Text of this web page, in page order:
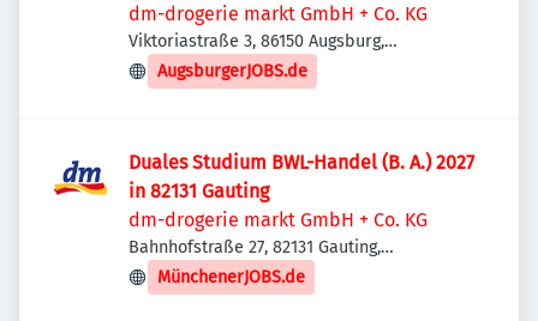
dm-drogerie markt GmbH + Co. KG
Viktoriastraße 3, 86150 Augsburg,
Deutschland
AugsburgerJOBS.de
Duales Studium BWL-Handel (B. A.) 2027
in 82131 Gauting
dm-drogerie markt GmbH + Co. KG
Bahnhofstraße 27, 82131 Gauting,
Deutschland
MünchenerJOBS.de